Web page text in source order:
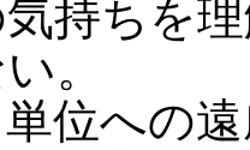
持ちを
。
位への遠